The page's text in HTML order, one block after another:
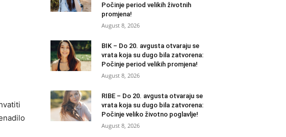
Počinje period velikih životnih
promjena!
August 8, 2026
BIK – Do 20. avgusta otvaraju se
vrata koja su dugo bila zatvorena:
Počinje period velikih promjena!
August 8, 2026
RIBE – Do 20. avgusta otvaraju se
vrata koja su dugo bila zatvorena:
Počinje veliko životno poglavlje!
August 8, 2026